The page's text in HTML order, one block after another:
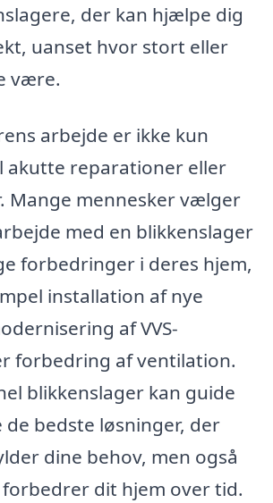
der kan hjælpe dig
uanset hvor stort eller
være.
arbejde er ikke kun
reparationer eller
Mange mennesker vælger
med en blikkenslager
forbedringer i deres hjem,
installation af nye
af VVS-
forbedring af ventilation.
blikkenslager kan guide
bedste løsninger, der
dine behov, men også
dit hjem over tid.